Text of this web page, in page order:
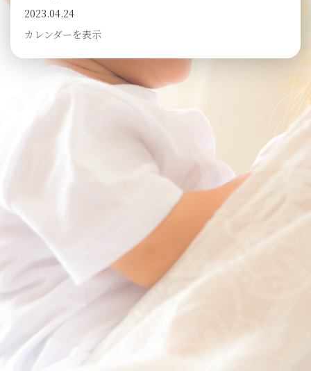
2023.04.24
カレンダーを表示